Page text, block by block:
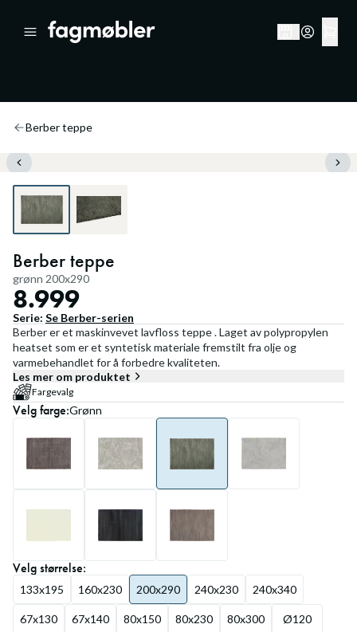
Berber teppe
Berber teppe
grønn 200x290
8.999
Serie: Se Berber-serien
Berber er et maskinvevet lavfloss teppe . Laget av polypropylen
heatset som er et syntetisk materiale fremstilt fra olje og
varmebehandlet for å forbedre kvaliteten.
Les mer om produktet
Fargevalg
Velgfarge:Grønn
Velgstørrelse:
133x195 160x230 200x290 240x230 240x340
67x130 67x140 80x150 80x230 80x300 Ø120